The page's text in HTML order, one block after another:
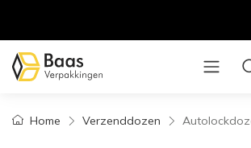
Home Verzenddozen